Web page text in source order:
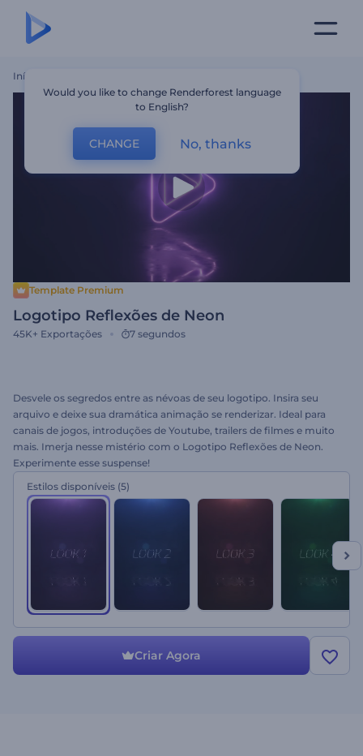
Início
Template Premium
Logotipo Reflexões de Neon
45K+ Exportações 7 segundos
Desvele os segredos entre as névoas de seu logotipo. Insira seu
arquivo e deixe sua dramática animação se renderizar. Ideal para
canais de jogos, introduções de Youtube, trailers de filmes e muito
mais. Imerja nesse mistério com o Logotipo Reflexões de Neon.
Experimente esse suspense!
Estilos disponíveis (5)
Criar Agora
Would you like to change Renderforest language
to English?
CHANGE No, thanks